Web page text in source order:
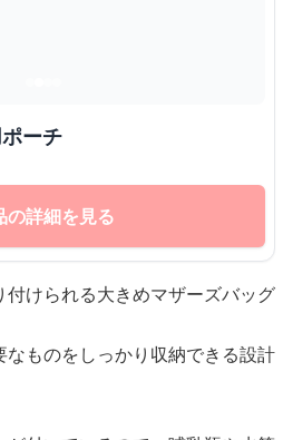
ーチ
の詳細を見る
けられる大きめマザーズバッグ
なものをしっかり収納できる設計